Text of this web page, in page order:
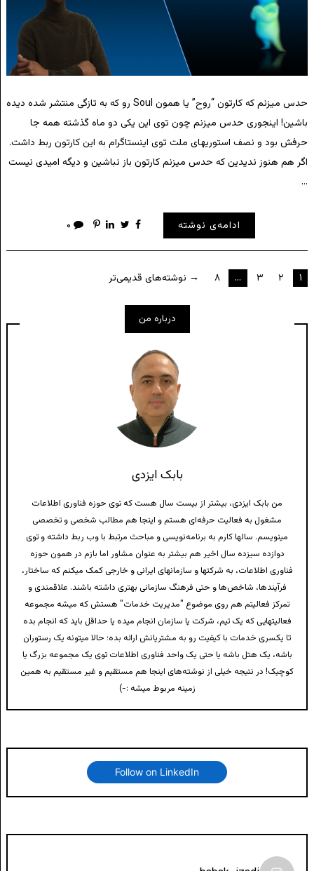
حدس میزنم که کارتون “روح” یا همون Soul رو که به تازگی منتشر شده دیده
باشین! اینجوری حدس میزنم چون توی این یکی دو ماه گذشته همه جا
حرفش بود و نصف استوریهای ملت توی اینستاگرام به این کارتون ربط داشت.
اگر هم هنوز ندیدین که حدس میزنم کارتون باز نباشین و دیگه امیدی نیست
…
ادامه‌ی نوشته ۰
صفحه‌بندی
۱ ۲ ۳ … ۸ → نوشته‌های قدیمی‌تر
درباره من
بابک ایزدی
من بابک ایزدی، بیشتر از بیست سال هست که توی حوزه فناوری اطلاعات
مشغول به فعالیت حرفه‌ای هستم و اینجا هم مطالب شخصی و تخصصی
مینویسم. سالها کارم به برنامه‌نویسی و مباحث مرتبط با وب ربط داشته و توی
دوازده سیزده سال اخیر هم بیشتر به عنوان مشاور اما بازم در همون حوزه
فناوری اطلاعات، به شرکتها و سازمانهای ایرانی و خارجی کمک میکنم که ساختار،
فرآیندها، شاخص‌ها و حتی فرهنگ سازمانی بهتری داشته باشند. علاقمندی و
تمرکز فعالیتم هم روی موضوع "مدیریت خدمات" هستش که میشه مجموعه
فعالیتهایی که یک تیم، شرکت یا سازمان انجام میده یا حداقل باید که انجام بده
تا یکسری خدمات با کیفیت رو به مشتریانش ارائه بده؛ حالا میتونه یک رستوران
باشه، یک هتل باشه یا حتی یک واحد فناوری اطلاعات توی یک مجموعه بزرگ یا
کوچیک! در نتیجه خیلی از نوشته‌های اینجا هم مستقیم و غیر مستقیم به همین
زمینه مربوط میشه :-)
Follow on LinkedIn